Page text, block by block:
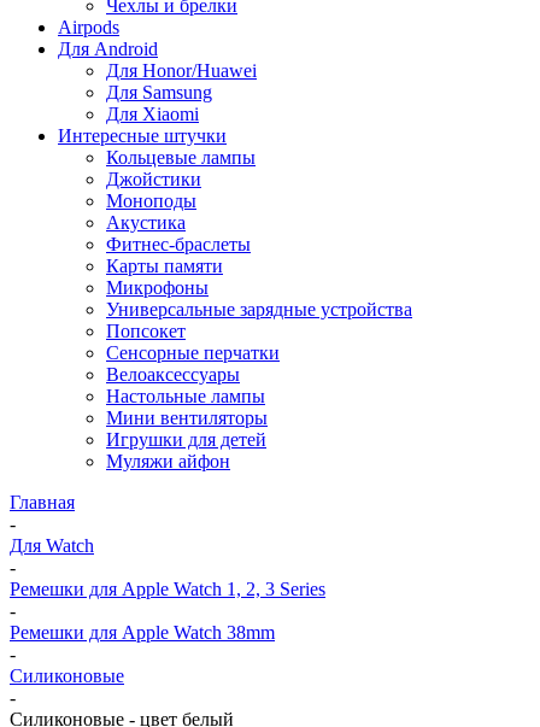
Чехлы и брелки
Airpods
Для Android
Для Honor/Huawei
Для Samsung
Для Xiaomi
Интересные штучки
Кольцевые лампы
Джойстики
Моноподы
Акустика
Фитнес-браслеты
Карты памяти
Микрофоны
Универсальные зарядные устройства
Попсокет
Сенсорные перчатки
Велоаксессуары
Настольные лампы
Мини вентиляторы
Игрушки для детей
Муляжи айфон
Главная
-
Для Watch
-
Ремешки для Apple Watch 1, 2, 3 Series
-
Ремешки для Apple Watch 38mm
-
Силиконовые
-
Силиконовые - цвет белый